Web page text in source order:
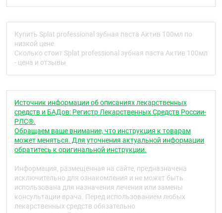
оказывают воздействие на бактерии, вызывающие
кариес. Паста с высокодейственными экстрактами
лекарственных растений предназначена для
профилактики пародонтита. Ионы кальция
способствуют восстановлению и укреплению
эмали. Монофторфосфат натрия надежно
защищает от кариеса. Инновационная система
Паста не содержит красителей. Темный цвет пасты
обусловлен естественным цветом натуральных
экстрактов растений. Содержит фтор (1000 ppm).
Клинически доказано:
Кровоостанавливающий эффект – 58,2%.
Очищающий эффект – 40,3%.
Факты:
Купить Splat professional зубная паста Актив 100мл по
низкой цене
Сколько стоит Splat professional зубная паста Актив 100мл
- цена и отзывы
Источник информации об описаниях лекарственных
средств и БАДов: Регистр Лекарственных Средств России-
РЛС®.
Обращаем ваше внимание, что инструкция к товарам
может меняться. Для уточнения актуальной информации
обратитесь к оригинальной инструкции.
Информация, размещенная на сайте, предназначена
исключительно для ознакомления и не может быть
использована для назначения лечения или замены
консультации врача. Перед использованием любых
лекарственных средств обязательно